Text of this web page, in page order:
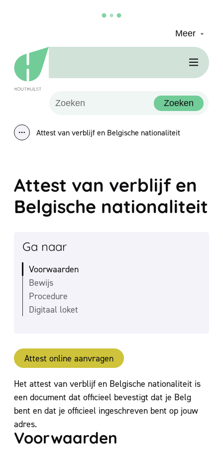
Meer
Houthulst
Waarmee kunnen we jou helpen?
Zoeken
Toon alle broodkruimel items
Attest van verblijf en Belgische nationaliteit
Attest van verblijf en
Belgische nationaliteit
Ga naar
Voorwaarden
Bewijs
Procedure
Digitaal loket
Attest online aanvragen
Inhoud
Het attest van verblijf en Belgische nationaliteit is
een document dat officieel bevestigt dat je Belg
bent en dat je officieel ingeschreven bent op jouw
adres.
Voorwaarden